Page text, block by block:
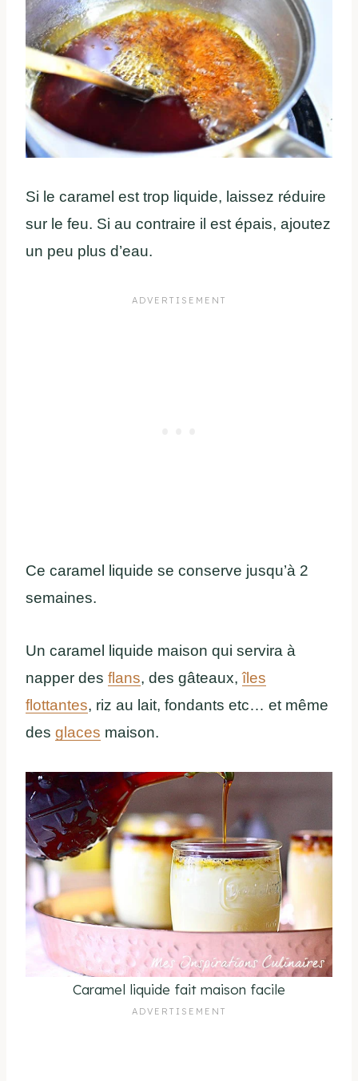
Si le caramel est trop liquide, laissez réduire
sur le feu. Si au contraire il est épais, ajoutez
un peu plus d’eau.
Ce caramel liquide se conserve jusqu’à 2
semaines.
Un caramel liquide maison qui servira à
napper des flans, des gâteaux,îles
flottantes, riz au lait, fondants etc… et même
des glaces maison.
Caramel liquide fait maison facile